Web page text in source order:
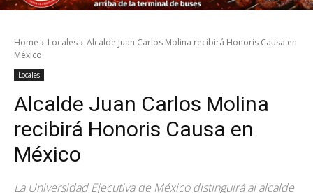
Home Locales
Alcalde Juan Carlos Molina recibirá Honoris Causa en
México
Locales
Alcalde Juan Carlos Molina
recibirá Honoris Causa en
México
La Universidad Ejecutiva de México distinguirá al alcalde